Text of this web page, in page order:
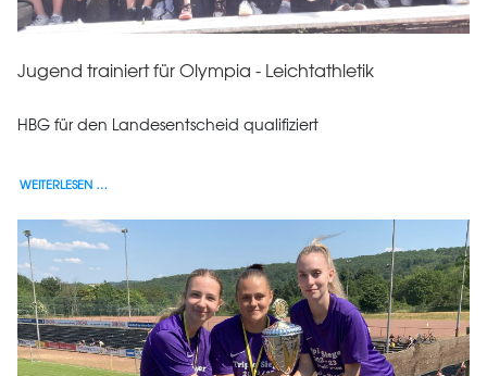
Jugend trainiert für Olympia - Leichtathletik
HBG für den Landesentscheid qualifiziert
WEITERLESEN …